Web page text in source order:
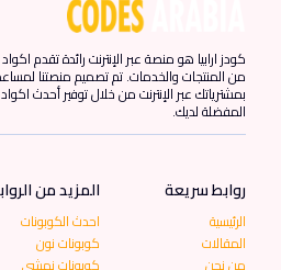
كودز ارابيا هو منصة عبر الإنترنت رائدة تقدم
من المنتجات والخدمات. تم تصميم منصتنا
بمشترياتك عبر الإنترنت من خلال توفير أحدث
المفضلة لديك.
روابط سريعة
الرئيسية
المقالات
المزيد من
احدث الكوبونات
كوبونات نون